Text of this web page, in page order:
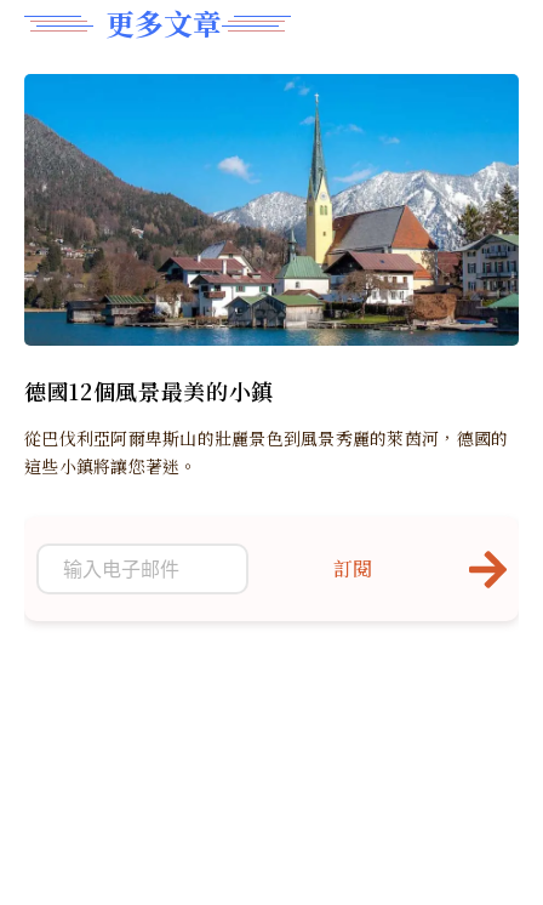
更多文章
德國12個風景最美的小鎮
從巴伐利亞阿爾卑斯山的壯麗景色到風景秀麗的萊茵河，德國的
這些小鎮將讓您著迷。
訂閱